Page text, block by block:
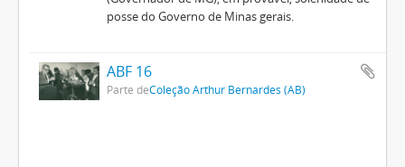
posse do Governo de Minas gerais.
ABF 16
Parte deColeção Arthur Bernardes (AB)